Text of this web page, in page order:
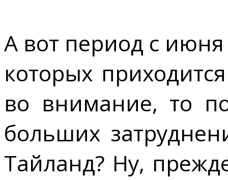
А вот период с
которых
во внимание, то
больших
Тайланд? Ну,